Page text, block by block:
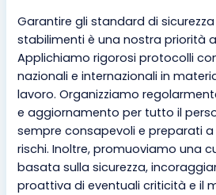
Garantire gli standard di
stabilimenti è una nostra priorità
Applichiamo rigorosi protocolli
nazionali e internazionali in
lavoro. Organizziamo
e aggiornamento per tutto il
sempre consapevoli e preparati
rischi. Inoltre, promuoviamo una
basata sulla sicurezza,
proattiva di eventuali criticità e il